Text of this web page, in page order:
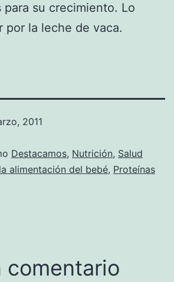
para su crecimiento. Lo
por la leche de vaca.
2011
Destacamos, Nutrición, Salud
la alimentación del bebé, Proteínas
comentario